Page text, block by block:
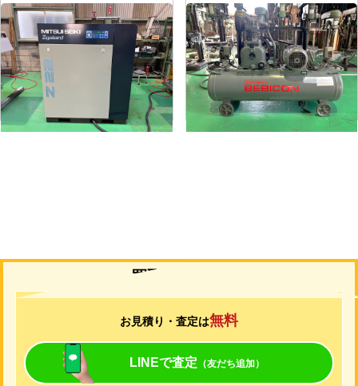
コンプレッサー
メーカー 三井精機
形 Z226AS3-R
年
コンプレッサー
メーカー 日立
形 式1.5P-9.5V6
式1988
買取について
お見積り・査定は無料
LINEで査定 （友だち追加）